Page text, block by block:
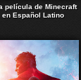
película de Minecraft
en Español Latino